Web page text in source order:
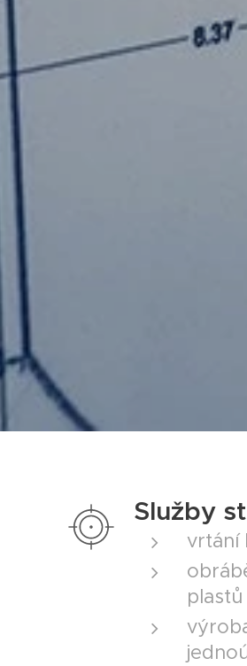
Služby
vrtání
plastů